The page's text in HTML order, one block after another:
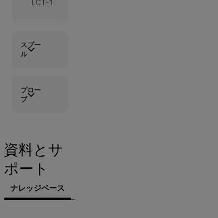
LCT-1
スプー
ル
プロー
ブ
資料とサ
ポート
ナレッジベース